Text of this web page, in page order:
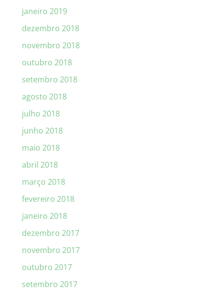
janeiro 2019
dezembro 2018
novembro 2018
outubro 2018
setembro 2018
agosto 2018
julho 2018
junho 2018
maio 2018
abril 2018
março 2018
fevereiro 2018
janeiro 2018
dezembro 2017
novembro 2017
outubro 2017
setembro 2017